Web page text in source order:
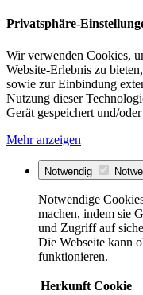
Privatsphäre-
Wir verwenden Cookies,
Website-Erlebnis zu
sowie zur Einbindung
Nutzung dieser
Gerät gespeichert und/
Mehr anzeigen
Notwendig
Notwendige
machen, indem sie
und Zugriff auf
Die Webseite kann
funktionieren.
Herkunft Cookie